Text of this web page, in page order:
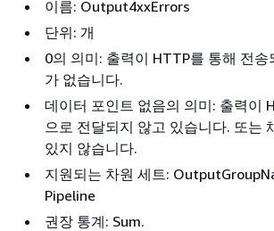
이름: Output4xxErrors
단위: 개
0의 의미: 출력이 HTTP를 통해 전송
가 없습니다.
데이터 포인트 없음의 의미: 출력이
으로 전달되지 않고 있습니다. 또는
있지 않습니다.
지원되는 차원 세트:
Pipeline
권장 통계: Sum.